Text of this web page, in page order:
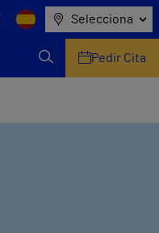
Selecciona
Pedir Cita